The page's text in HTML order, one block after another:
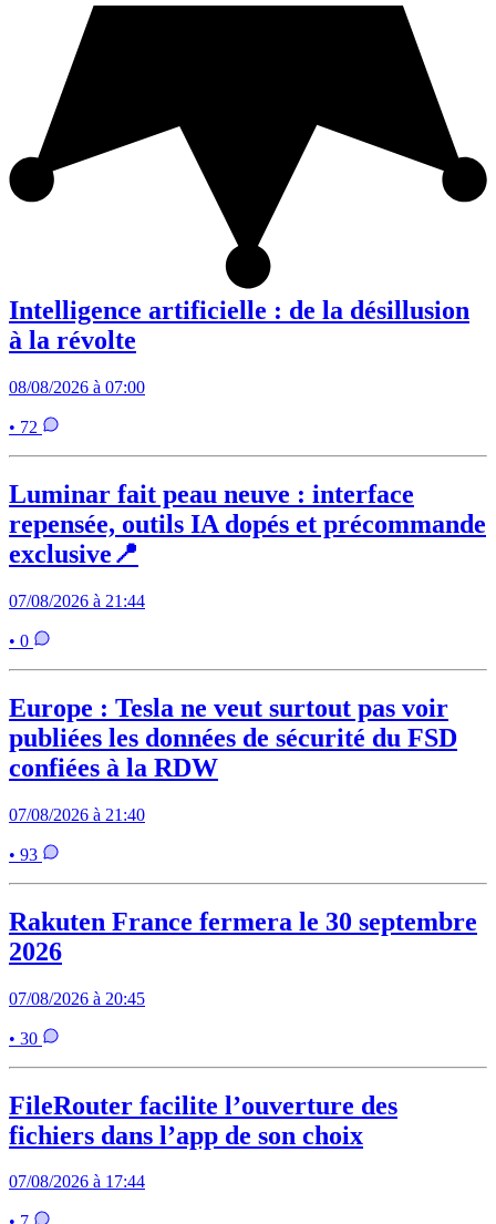
Intelligence artificielle : de la désillusion
à la révolte
08/08/2026 à 07:00
• 72
Luminar fait peau neuve : interface
repensée, outils IA dopés et précommande
exclusive📍
07/08/2026 à 21:44
• 0
Europe : Tesla ne veut surtout pas voir
publiées les données de sécurité du FSD
confiées à la RDW
07/08/2026 à 21:40
• 93
Rakuten France fermera le 30 septembre
2026
07/08/2026 à 20:45
• 30
FileRouter facilite l’ouverture des
fichiers dans l’app de son choix
07/08/2026 à 17:44